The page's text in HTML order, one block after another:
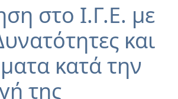
στο Ι.Γ.Ε. με
και
κατά την
της